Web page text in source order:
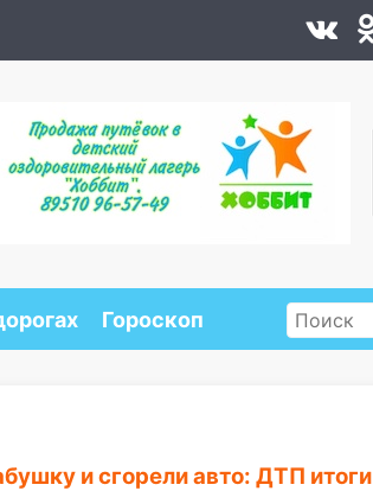
Гороскоп
и сгорели авто: ДТП итоги